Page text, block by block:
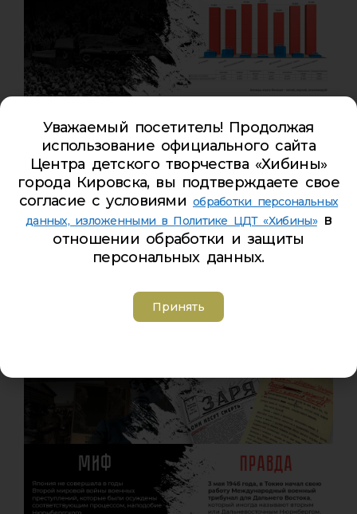
Уважаемый посетитель! Продолжая
использование официального сайта
Центра детского творчества «Хибины»
города Кировска, вы подтверждаете свое
согласие с условиями обработки персональных
данных, изложенными в Политике ЦДТ «Хибины»в
отношении обработки и защиты
персональных данных.
Принять